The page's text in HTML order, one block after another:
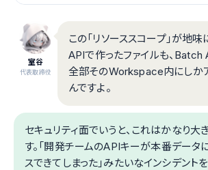
室谷
代表取締役
この「リソーススコープ」が地
APIで作ったファイルも、Batch
全部そのWorkspace内にしか
んですよ。
セキュリティ面でいうと、これはかなり大
す。「開発チームのAPIキーが本番データ
スできてしまった」みたいなインシデントを